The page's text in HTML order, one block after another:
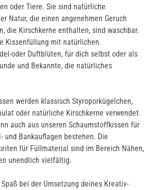
oder Tiere. Sie sind natürliche
Natur, die einen angenehmen Geruch
die Kirschkerne enthalten, sind waschbar.
Kissenfüllung mit natürlichen
oder Duftblüten, für dich selbst oder als
und Bekannte, die natürliches
werden klassisch Styroporkügelchen,
oder natürliche Kirschkerne verwendet.
auch aus unseren Schaumstoffkissen für
und Bankauflagen bestehen. Die
für Füllmaterial sind im Bereich Nähen,
unendlich vielfältig.
bei der Umsetzung deines Kreativ-